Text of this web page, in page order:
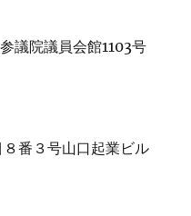
議院議員会館1103号
番３号山口起業ビル